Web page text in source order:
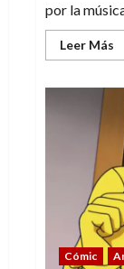
por la
Leer Más
y
el
Cómic